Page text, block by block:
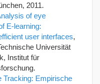
2011.
of eye
E-learning:
user interfaces,
Universität
Institut für
Tracking: Empirische